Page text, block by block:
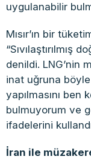
uygulanabilir
Mısır’ın bir
“Sıvılaştırılmış
denildi. LNG’nin
inat uğruna
yapılmasını ben
bulmuyorum ve
ifadelerini
İran ile